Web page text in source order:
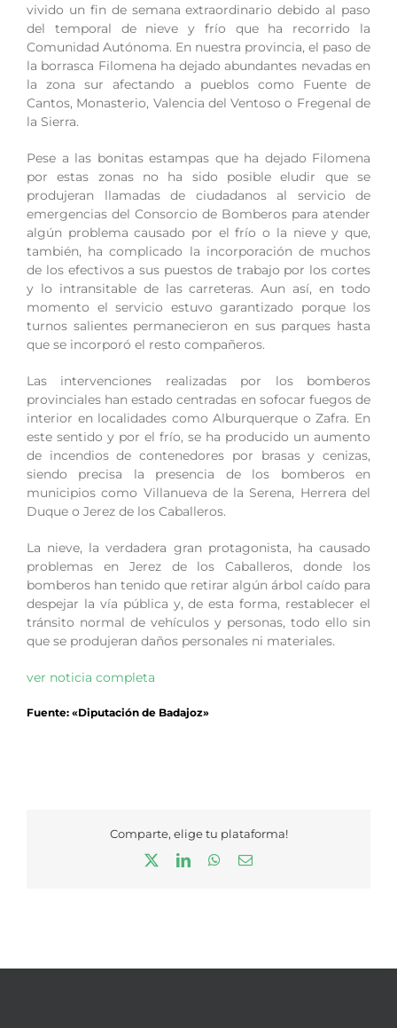
vivido un fin de semana extraordinario debido al paso
del temporal de nieve y frío que ha recorrido la
Comunidad Autónoma. En nuestra provincia, el paso de
la borrasca Filomena ha dejado abundantes nevadas en
la zona sur afectando a pueblos como Fuente de
Cantos, Monasterio, Valencia del Ventoso o Fregenal de
la Sierra.
Pese a las bonitas estampas que ha dejado Filomena
por estas zonas no ha sido posible eludir que se
produjeran llamadas de ciudadanos al servicio de
emergencias del Consorcio de Bomberos para atender
algún problema causado por el frío o la nieve y que,
también, ha complicado la incorporación de muchos
de los efectivos a sus puestos de trabajo por los cortes
y lo intransitable de las carreteras. Aun así, en todo
momento el servicio estuvo garantizado porque los
turnos salientes permanecieron en sus parques hasta
que se incorporó el resto compañeros.
Las intervenciones realizadas por los bomberos
provinciales han estado centradas en sofocar fuegos de
interior en localidades como Alburquerque o Zafra. En
este sentido y por el frío, se ha producido un aumento
de incendios de contenedores por brasas y cenizas,
siendo precisa la presencia de los bomberos en
municipios como Villanueva de la Serena, Herrera del
Duque o Jerez de los Caballeros.
La nieve, la verdadera gran protagonista, ha causado
problemas en Jerez de los Caballeros, donde los
bomberos han tenido que retirar algún árbol caído para
despejar la vía pública y, de esta forma, restablecer el
tránsito normal de vehículos y personas, todo ello sin
que se produjeran daños personales ni materiales.
ver noticia completa
Fuente: «Diputación de Badajoz»
Comparte, elige tu plataforma!
LinkedInWhatsApp
Correo